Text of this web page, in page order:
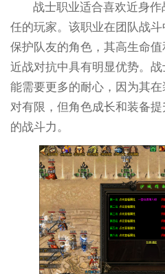
战士职业适合喜欢近身
任的玩家。该职业在团队战
保护队友的角色，其高生命
近战对抗中具有明显优势。
能需要更多的耐心，因为其
对有限，但角色成长和装备
的战斗力。